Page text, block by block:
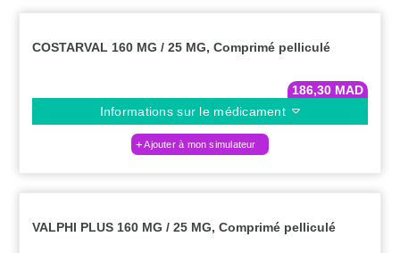
COSTARVAL 160 MG / 25 MG, Comprimé pelliculé
186,30 MAD
Informations sur le médicament
Ajouter à mon simulateur
VALPHI PLUS 160 MG / 25 MG, Comprimé pelliculé